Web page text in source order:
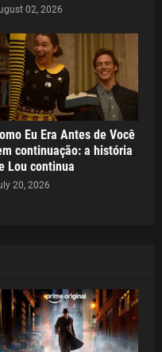
02, 2026
Eu Era Antes de Você
continuação: a história
Lou continua
20, 2026